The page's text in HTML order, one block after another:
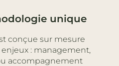
unique
conçue sur mesure
: management,
accompagnement